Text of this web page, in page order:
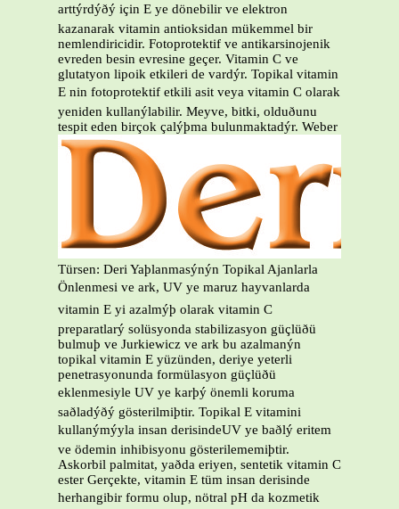
arttýrdýðý için E ye dönebilir ve elektron
kazanarak vitamin antioksidan mükemmel bir
nemlendiricidir. Fotoprotektif ve antikarsinojenik
evreden besin evresine geçer. Vitamin C ve
glutatyon lipoik etkileri de vardýr. Topikal vitamin
E nin fotoprotektif etkili asit veya vitamin C olarak
yeniden kullanýlabilir. Meyve, bitki, olduðunu
tespit eden birçok çalýþma bulunmaktadýr. Weber
Türsen: Deri Yaþlanmasýnýn Topikal Ajanlarla
Önlenmesi ve ark, UV ye maruz hayvanlarda
vitamin E yi azalmýþ olarak vitamin C
preparatlarý solüsyonda stabilizasyon güçlüðü
bulmuþ ve Jurkiewicz ve ark bu azalmanýn
topikal vitamin E yüzünden, deriye yeterli
penetrasyonunda formülasyon güçlüðü
eklenmesiyle UV ye karþý önemli koruma
saðladýðý gösterilmiþtir. Topikal E vitamini
kullanýmýyla insan derisindeUV ye baðlý eritem
ve ödemin inhibisyonu gösterilememiþtir.
Askorbil palmitat, yaðda eriyen, sentetik vitamin C
ester Gerçekte, vitamin E tüm insan derisinde
herhangibir formu olup, nötral pH da kozmetik